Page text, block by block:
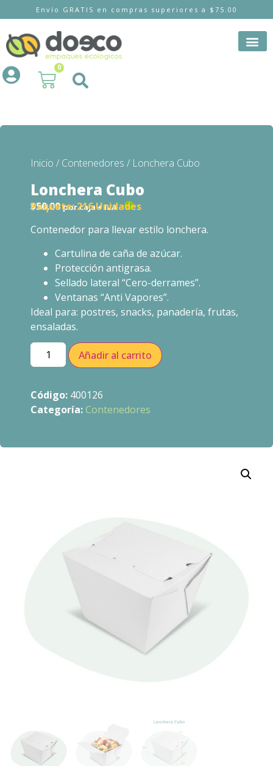
Envío GRATIS en compras superiores a $75.00
0
Inicio / Contenedores / Lonchera Cubo
Lonchera Cubo
$50.00por caja + IVA
Paquete:216 Unidades
Contenedor para llevar estilo lonchera.
Cartulina de caña de azúcar.
Protección antigrasa.
Sellado lateral “Cero-derrames”.
Ventanas “Anti Vapores”.
Ideal para: postres, snacks, panadería, frutas,
ensaladas.
Añadir al carrito
Código: 400126
Categoría: Contenedores